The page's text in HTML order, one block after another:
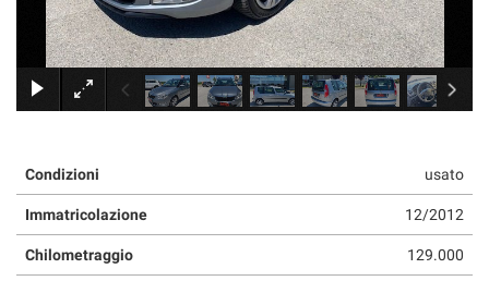
×
Condizioni usato
Immatricolazione 12/2012
Chilometraggio 129.000
tracciamento
che
adottiamo
per
offrire
le
svolgere
attività
di